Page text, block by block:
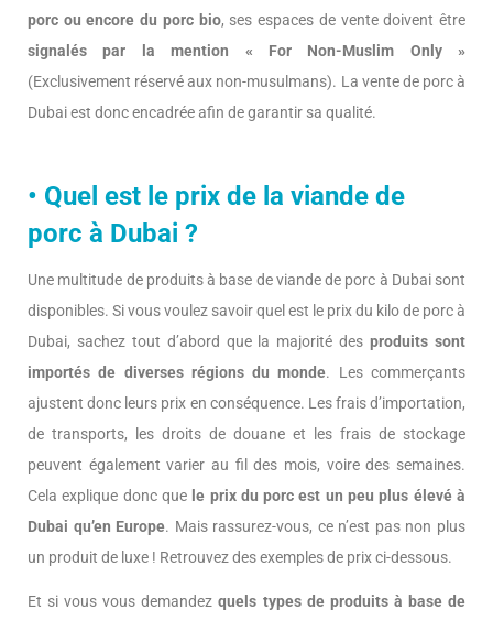
porc ou encore du porc bio, ses espaces de vente doivent être
signalés par la mention « For Non-Muslim Only »
(Exclusivement réservé aux non-musulmans). La vente de porc à
Dubai est donc encadrée afin de garantir sa qualité.
• Quel est le prix de la viande de
porc à Dubai ?
Une multitude de produits à base de viande de porc à Dubai sont
disponibles. Si vous voulez savoir quel est le prix du kilo de porc à
Dubai, sachez tout d’abord que la majorité desproduits sont
importés de diverses régions du monde. Les commerçants
ajustent donc leurs prix en conséquence. Les frais d’importation,
de transports, les droits de douane et les frais de stockage
peuvent également varier au fil des mois, voire des semaines.
Cela explique donc que le prix du porc est un peu plus élevé à
Dubai qu’en Europe. Mais rassurez-vous, ce n’est pas non plus
un produit de luxe ! Retrouvez des exemples de prix ci-dessous.
Et si vous vous demandezquels types de produits à base de